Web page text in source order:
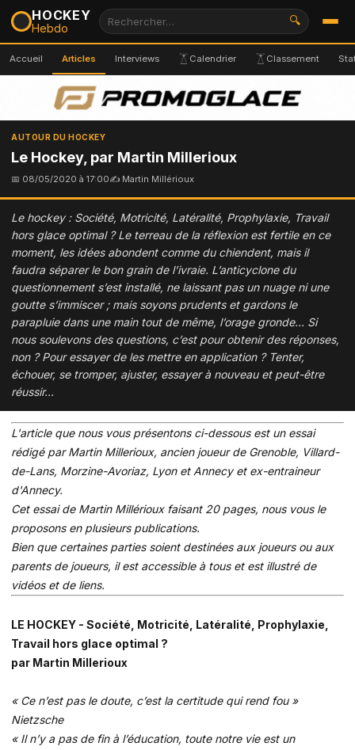
HOCKEY
Hebdo
🔍
Accueil Articles Interviews Calendrier Classement
AUTOUR DU HOCKEY
Le Hockey, par Martin Millerioux
📅 08/05/2020 à 17:00✍ Martin Millérioux
Le hockey : Société, Motricité, Latéralité, Prophylaxie, Travail
hors glace optimal ? Le terreau de la réflexion est fertile en ce
moment, les idées abondent comme du chiendent, mais il
faudra séparer le bon grain de l’ivraie. L’anticyclone du
questionnement s’est installé, ne laissant pas un nuage ni une
goutte s’immiscer ; mais soyons prudents et gardons le
parapluie dans une main tout de même, l’orage gronde... Si
nous soulevons des questions, c’est pour obtenir des réponses,
non ? Pour essayer de les mettre en application ? Tenter,
échouer, se tromper, ajuster, essayer à nouveau et peut-être
réussir...
L'article que nous vous présentons ci-dessous est un essai
rédigé par Martin Millerioux, ancien joueur de Grenoble, Villard-
de-Lans, Morzine-Avoriaz, Lyon et Annecy et ex-entraineur
d'Annecy.
Cet essai de Martin Millérioux faisant 20 pages, nous vous le
proposons en plusieurs publications.
Bien que certaines parties soient destinées aux joueurs ou aux
parents de joueurs, il est accessible à tous et est illustré de
vidéos et de liens.
LE HOCKEY - Société, Motricité, Latéralité, Prophylaxie,
Travail hors glace optimal ?
par Martin Millerioux
« Ce n’est pas le doute, c’est la certitude qui rend fou »
Nietzsche
« Il n’y a pas de fin à l’éducation, toute notre vie est un